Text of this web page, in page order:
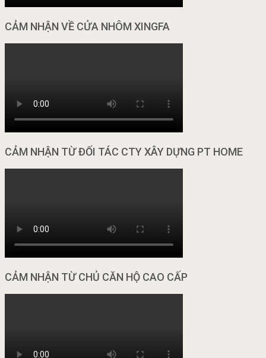
CẢM NHẬN VỀ CỬA NHÔM XINGFA
CẢM NHẬN TỪ ĐỐI TÁC CTY XÂY DỰNG PT HOME
CẢM NHẬN TỪ CHỦ CĂN HỘ CAO CẤP